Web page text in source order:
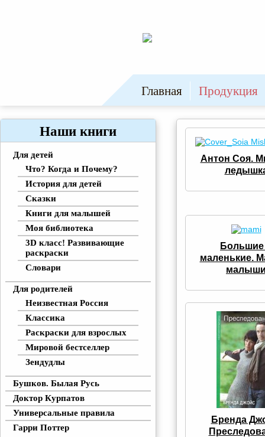
Главная Продукция
Наши книги
Для детей
Что? Когда и Почему?
История для детей
Сказки
Книги для малышей
Моя библиотека
3D класс! Развивающие
раскраски
Словари
Для родителей
Неизвестная Россия
Классика
Раскраски для взрослых
Мировой бестселлер
Зендудлы
Бушков. Былая Русь
Доктор Курпатов
Универсальные правила
Гарри Поттер
Антон Соя.
Большие
маленькие.
Бренда